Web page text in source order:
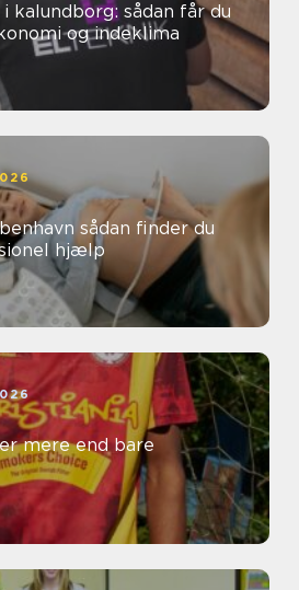
kalundborg: sådan får du
og indeklima
finder du
hjælp